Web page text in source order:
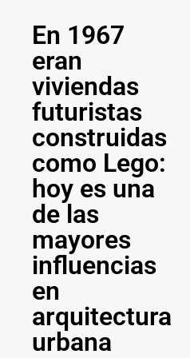
En 1967
eran
viviendas
futuristas
construidas
como Lego:
hoy es una
de las
mayores
influencias
en
arquitectura
urbana